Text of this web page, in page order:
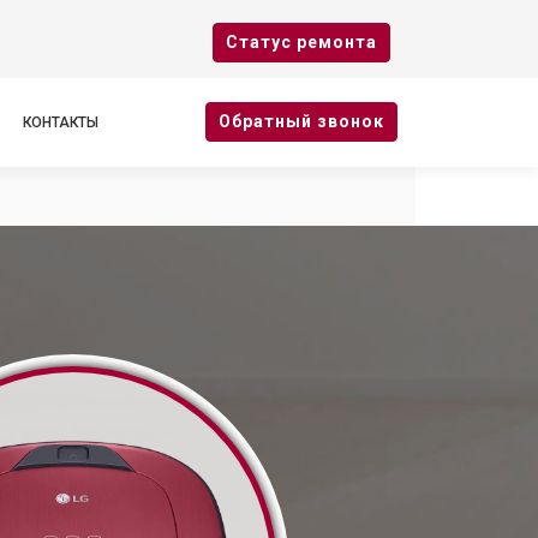
Cтатус ремонта
КОНТАКТЫ Oбратный звонок